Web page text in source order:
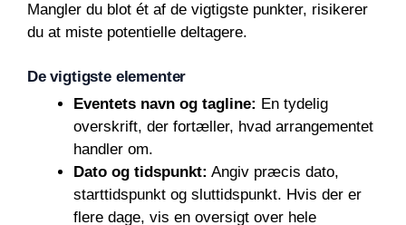
Mangler du blot ét af de vigtigste punkter, risikerer
du at miste potentielle deltagere.
De vigtigste elementer
Eventets navn og tagline: En tydelig
overskrift, der fortæller, hvad arrangementet
handler om.
Dato og tidspunkt: Angiv præcis dato,
starttidspunkt og sluttidspunkt. Hvis der er
flere dage, vis en oversigt over hele